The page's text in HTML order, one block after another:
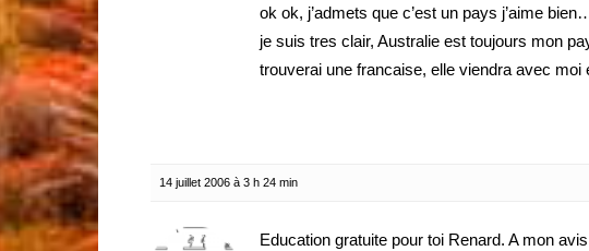
ok ok, j’admets que c’est un pays j’aime
je suis tres clair, Australie est toujours mon
trouverai une francaise, elle viendra avec moi
14 juillet 2006 à 3 h 24 min
Education gratuite pour toi Renard. A mon